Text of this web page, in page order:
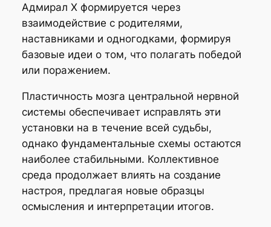
Адмирал Х формируется через
взаимодействие с родителями,
наставниками и одногодками, формируя
базовые идеи о том, что полагать победой
или поражением.
Пластичность мозга центральной нервной
системы обеспечивает исправлять эти
установки на в течение всей судьбы,
однако фундаментальные схемы остаются
наиболее стабильными. Коллективное
среда продолжает влиять на создание
настроя, предлагая новые образцы
осмысления и интерпретации итогов.